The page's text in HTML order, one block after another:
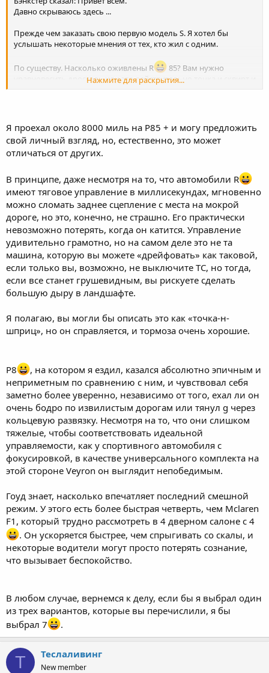
Давно скрываюсь здесь ...
Прежде чем заказать свою первую модель S. Я хотел бы
услышать некоторые мнения от тех, кто жил с одним.
По существу. Насколько оживлены R
85? Вам нужно
уравновесить дроссель или это действительно точка и сквирт и
автомобилей. Но я нашел мой R
Porsche 996 наименее
приятным (слишком страшным).
Стоит ли беспокоиться о R
Скорее всего, я собираюсь купить 70S, 7
или инвентарь 85S.
Бюджет £ 60 тыс.
Любой опыт приветствуется
Нажмите для раскрытия...
Я проехал около 8000 миль на P85 + и могу предложить
свой личный взгляд, но, естественно, это может
отличаться от других.
В принципе, даже несмотря на то, что автомобили R
имеют тяговое управление в миллисекундах, мгновенно
можно сломать заднее сцепление с места на мокрой
дороге, но это, конечно, не страшно. Его практически
невозможно потерять, когда он катится. Управление
удивительно грамотно, но на самом деле это не та
машина, которую вы можете «дрейфовать» как таковой,
если только вы, возможно, не выключите TC, но тогда,
если все станет грушевидным, вы рискуете сделать
большую дыру в ландшафте.
Я полагаю, вы могли бы описать это как «точка-н-
шприц», но он справляется, и тормоза очень хорошие.
P8
, на котором я ездил, казался абсолютно эпичным и
неприметным по сравнению с ним, и чувствовал себя
заметно более уверенно, независимо от того, ехал ли он
очень бодро по извилистым дорогам или тянул g через
кольцевую развязку. Несмотря на то, что они слишком
тяжелые, чтобы соответствовать идеальной
управляемости, как у спортивного автомобиля с
фокусировкой, в качестве универсального комплекта на
этой стороне Veyron он выглядит непобедимым.
Гоуд знает, насколько впечатляет последний смешной
режим. У этого есть более быстрая четверть, чем Mclaren
F1, который трудно рассмотреть в 4 дверном салоне с 4
. Он ускоряется быстрее, чем спрыгивать со скалы, и
некоторые водители могут просто потерять сознание,
что вызывает беспокойство.
В любом случае, вернемся к делу, если бы я выбрал один
из трех вариантов, которые вы перечислили, я бы
выбрал 7
.
Т Теслаливинг
New member